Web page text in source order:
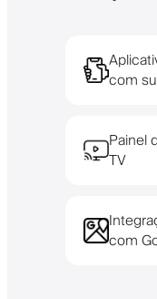
com
Painel
TV
com